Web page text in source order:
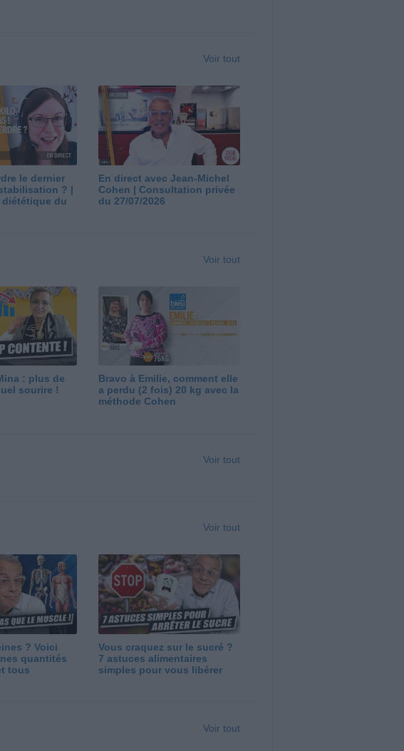
Voir tout
le dernier
? |
du
En direct avec Jean-Michel
Cohen | Consultation privée
du 27/07/2026
Voir tout
: plus de
sourire !
Bravo à Emilie, comment elle
a perdu (2 fois) 20 kg avec la
méthode Cohen
Voir tout
Voir tout
? Voici
quantités
tous
Vous craquez sur le sucré ?
7 astuces alimentaires
simples pour vous libérer
Voir tout